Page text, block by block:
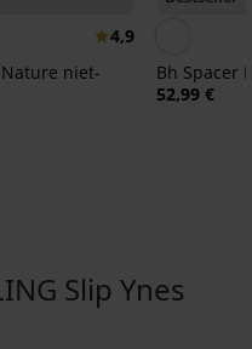
4,9
niet-
52,99 €
Slip Ynes